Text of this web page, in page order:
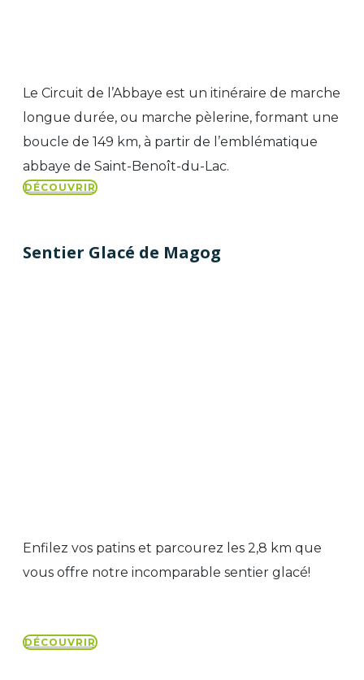
Le Circuit de l’Abbaye est un itinéraire de marche
longue durée, ou marche pèlerine, formant une
boucle de 149 km, à partir de l’emblématique
abbaye de Saint-Benoît-du-Lac.
DÉCOUVRIR
Sentier Glacé de Magog
Enfilez vos patins et parcourez les 2,8 km que
vous offre notre incomparable sentier glacé!
DÉCOUVRIR